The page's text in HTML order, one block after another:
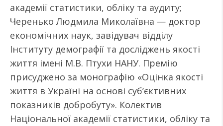
академії статистики, обліку та аудиту;
Черенько Людмила Миколаївна — доктор
економічних наук, завідувач відділу
Інституту демографії та досліджень якості
життя імені М.В. Птухи НАНУ. Премію
присуджено за монографію «Оцінка якості
життя в Україні на основі суб’єктивних
показників добробуту». Колектив
Національної академії статистики, обліку та